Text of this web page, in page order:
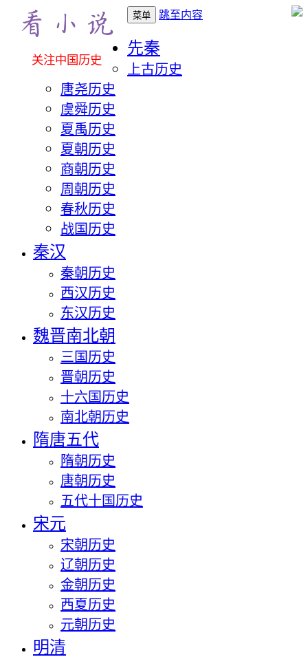
关注中国历史
菜单 跳至内容
先秦
上古历史
唐尧历史
虞舜历史
夏禹历史
夏朝历史
商朝历史
周朝历史
春秋历史
战国历史
秦汉
秦朝历史
西汉历史
东汉历史
魏晋南北朝
三国历史
晋朝历史
十六国历史
南北朝历史
隋唐五代
隋朝历史
唐朝历史
五代十国历史
宋元
宋朝历史
辽朝历史
金朝历史
西夏历史
元朝历史
明清